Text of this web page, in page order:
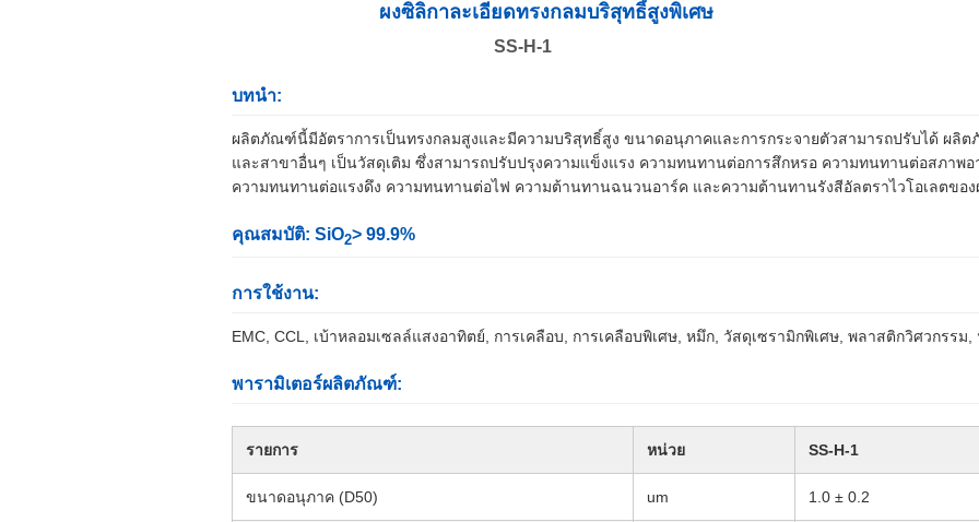
ผงซิลิกาละเอียดทรงกลมบริสุทธิ์สูงพิเศษ
SS-H-1
บทนำ:
ผลิตภัณฑ์นี้มีอัตราการเป็นทรงกลมสูงและมีความบริสุทธิ์สูง ขนาดอนุภาคและการกระจายตัวสามารถปรับได้ ผลิ
และสาขาอื่นๆ เป็นวัสดุเติม ซึ่งสามารถปรับปรุงความแข็งแรง ความทนทานต่อการสึกหรอ ความทนทานต่อสภาพ
ความทนทานต่อแรงดึง ความทนทานต่อไฟ ความต้านทานฉนวนอาร์ค และความต้านทานรังสีอัลตราไวโอเลตขอ
คุณสมบัติ: SiO2> 99.9%
การใช้งาน:
EMC, CCL, เบ้าหลอมเซลล์แสงอาทิตย์, การเคลือบ, การเคลือบพิเศษ, หมึก, วัสดุเซรามิกพิเศษ, พลาสติกวิศวกรรม,
พารามิเตอร์ผลิตภัณฑ์:
รายการ หน่วย SS-H-1
ขนาดอนุภาค (D50) um 1.0 ± 0.2